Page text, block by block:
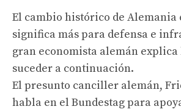
El cambio histórico de Alemania
significa más para defensa e
gran economista alemán explica
suceder a continuación.
El presunto canciller alemán,
habla en el Bundestag para